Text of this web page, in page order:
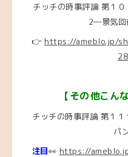
チッチの時事評論 第１
2―景気回
👉 https://ameblo.jp/
【その他こん
チッチの時事評論 第１
パ
注目👀 https://